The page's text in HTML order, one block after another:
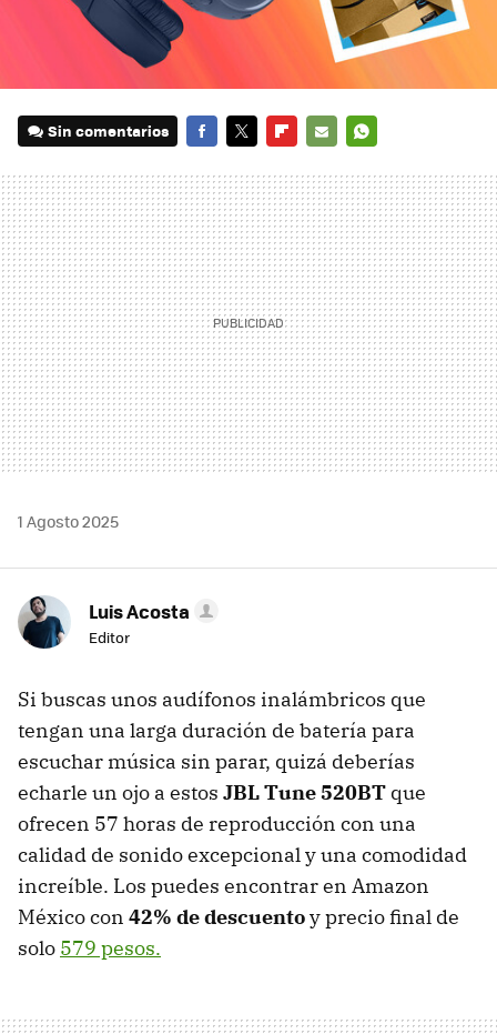
Sin comentarios
MAIL
1 Agosto 2025
Luis Acosta
Editor
Si buscas unos audífonos inalámbricos que
tengan una larga duración de batería para
escuchar música sin parar, quizá deberías
echarle un ojo a estos JBL Tune 520BT que
ofrecen 57 horas de reproducción con una
calidad de sonido excepcional y una comodidad
increíble. Los puedes encontrar en Amazon
México con 42% de descuentoy precio final de
solo 579 pesos.